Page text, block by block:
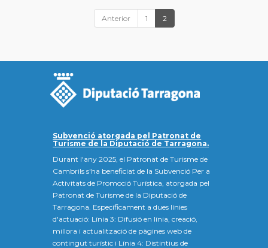
Anterior 1 2
Subvenció atorgada pel Patronat de
Turisme de la Diputació de Tarragona.
Durant l'any 2025, el Patronat de Turisme de
Cambrils s'ha beneficiat de la Subvenció Per a
Activitats de Promoció Turística, atorgada pel
Patronat de Turisme de la Diputació de
Tarragona. Específicament a dues línies
d'actuació: Línia 3: Difusió en línia, creació,
millora i actualització de pàgines web de
contingut turístic i Línia 4: Distintius de